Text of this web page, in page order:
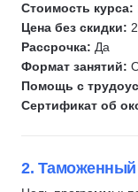
Операционный
Запуск бизнеса
Курсы Teamlead
Разработка MVP
Kanban
CustDev
Agile
Цифровая
Стоимость курса:
Цена без скидки:
Рассрочка: Да
Формат занятий:
Помощь с
Сертификат об
2. Таможенный